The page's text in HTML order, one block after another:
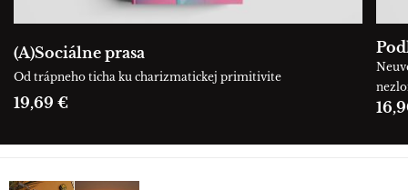
(A)Sociálne prasa
Od trápneho ticha ku charizmatickej primitivite
19,69 €